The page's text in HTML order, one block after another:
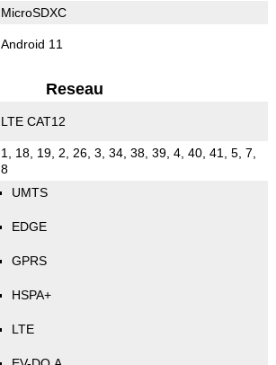
MicroSDXC
Android 11
Reseau
LTE CAT12
1, 18, 19, 2, 26, 3, 34, 38, 39, 4, 40, 41, 5, 7,
8
UMTS
EDGE
GPRS
HSPA+
LTE